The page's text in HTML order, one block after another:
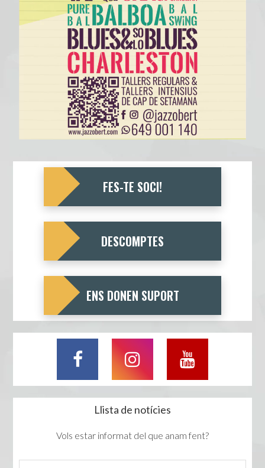
FES-TE SOCI!
DESCOMPTES
ENS DONEN SUPORT
Llista de notícies
Vols estar informat del que anam fent?